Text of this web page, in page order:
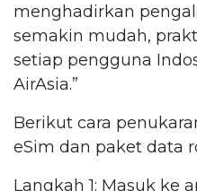
menghadirkan
semakin mudah,
setiap pengguna
AirAsia.”
Berikut cara
eSim dan paket data
Langkah 1: Masuk ke